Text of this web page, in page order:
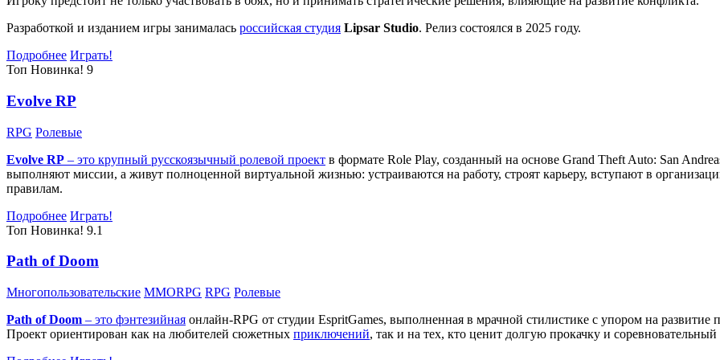
Разработкой и изданием игры занималась российская студия Lipsar Studio. Релиз состоялся в 2025 году.
Подробнее Играть!
Топ Новинка! 9
Evolve RP
RPG Ролевые
Evolve RP – это крупный русскоязычный ролевой проект в формате Role Play, созданный на основе Grand Theft Auto: San
выполняют миссии, а живут полноценной виртуальной жизнью: устраиваются на работу, строят карьеру, вступают в
правилам.
Подробнее Играть!
Топ Новинка! 9.1
Path of Doom
Многопользовательские MMORPG RPG Ролевые
Path of Doom – это фэнтезийная онлайн-RPG от студии EspritGames, выполненная в мрачной стилистике с упором на
Проект ориентирован как на любителей сюжетных приключений, так и на тех, кто ценит долгую прокачку и соревновательный